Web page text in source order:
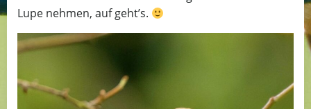
Lupe nehmen, auf geht’s.